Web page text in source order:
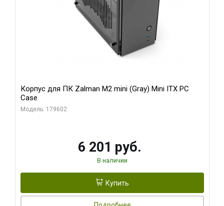
Корпус для ПК Zalman M2 mini (Gray) Mini ITX PC
Case
Модель: 179602
6 201 руб.
В наличии
Купить